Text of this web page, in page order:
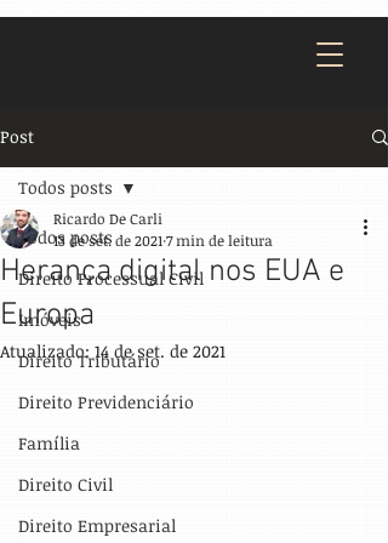
Post
Todos posts
Direito Processual Civil
Imóveis
Direito Tributário
Direito Previdenciário
Família
Direito Civil
Direito Empresarial
Todos posts
Herança digital nos EUA e
Europa
Ricardo De Carli
13 de set. de 2021 7 min de leitura
Atualizado: 14 de set. de 2021